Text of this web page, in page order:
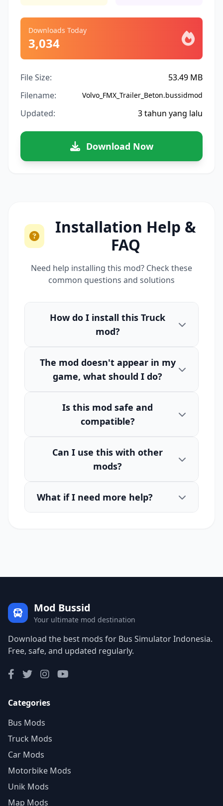
Downloads Today
3,034
File Size:
53.49 MB
Filename:
Volvo_FMX_Trailer_Beton.bussidmod
Updated: 3 tahun yang lalu
Download Now
Installation Help &
FAQ
Need help installing this mod? Check these
common questions and solutions
How do I install this Truck
mod?
The mod doesn't appear in my
game, what should I do?
Is this mod safe and
compatible?
Can I use this with other
mods?
What if I need more help?
Mod Bussid
Your ultimate mod destination
Download the best mods for Bus Simulator Indonesia.
Free, safe, and updated regularly.
Categories
Bus Mods
Truck Mods
Car Mods
Motorbike Mods
Unik Mods
Map Mods